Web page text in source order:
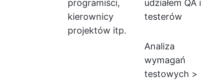
programiści,
kierownicy
projektów itp.
udziałem QA i
testerów
Analiza
wymagań
testowych >